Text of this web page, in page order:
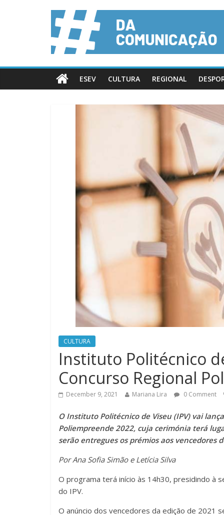
ESEV CULTURA REGIONAL
CULTURA
Instituto Politécnico
Concurso Regional
December 9, 2021 Mariana Lira 0 Comment
O Instituto Politécnico de Viseu (IPV) vai
Poliempreende 2022, cuja cerimónia terá
serão entregues os prémios aos vencedores
Por Ana Sofia Simão e Letícia Silva
O programa terá início às 14h30, presidindo à
do IPV.
O anúncio dos vencedores da edição de 2021